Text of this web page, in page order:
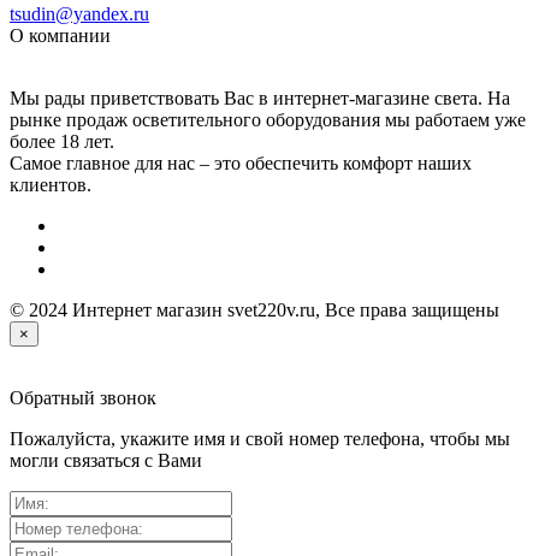
tsudin@yandex.ru
О компании
Мы рады приветствовать Вас в интернет-магазине света. На
рынке продаж осветительного оборудования мы работаем уже
более 18 лет.
Самое главное для нас – это обеспечить комфорт наших
клиентов.
© 2024 Интернет магазин svet220v.ru, Все права защищены
×
Обратный звонок
Пожалуйста, укажите имя и свой номер телефона, чтобы мы
могли связаться с Вами